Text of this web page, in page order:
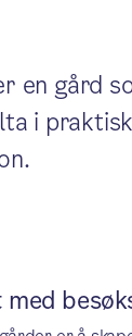
en gård
i